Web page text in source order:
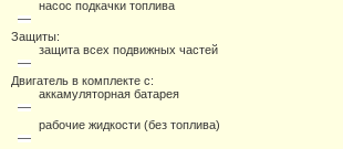
насос подкачки топлива
Защиты:
защита всех подвижных частей
Двигатель в комплекте с:
аккамуляторная батарея
рабочие жидкости (без топлива)